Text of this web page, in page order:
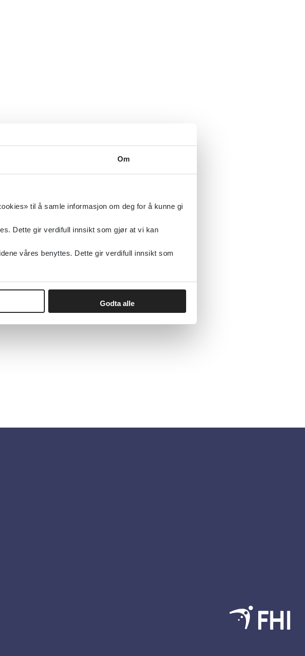
Om
til å samle informasjon om deg for å kunne gi
Dette gir verdifull innsikt som gjør at vi kan
våres benyttes. Dette gir verdifull innsikt som
Godta alle